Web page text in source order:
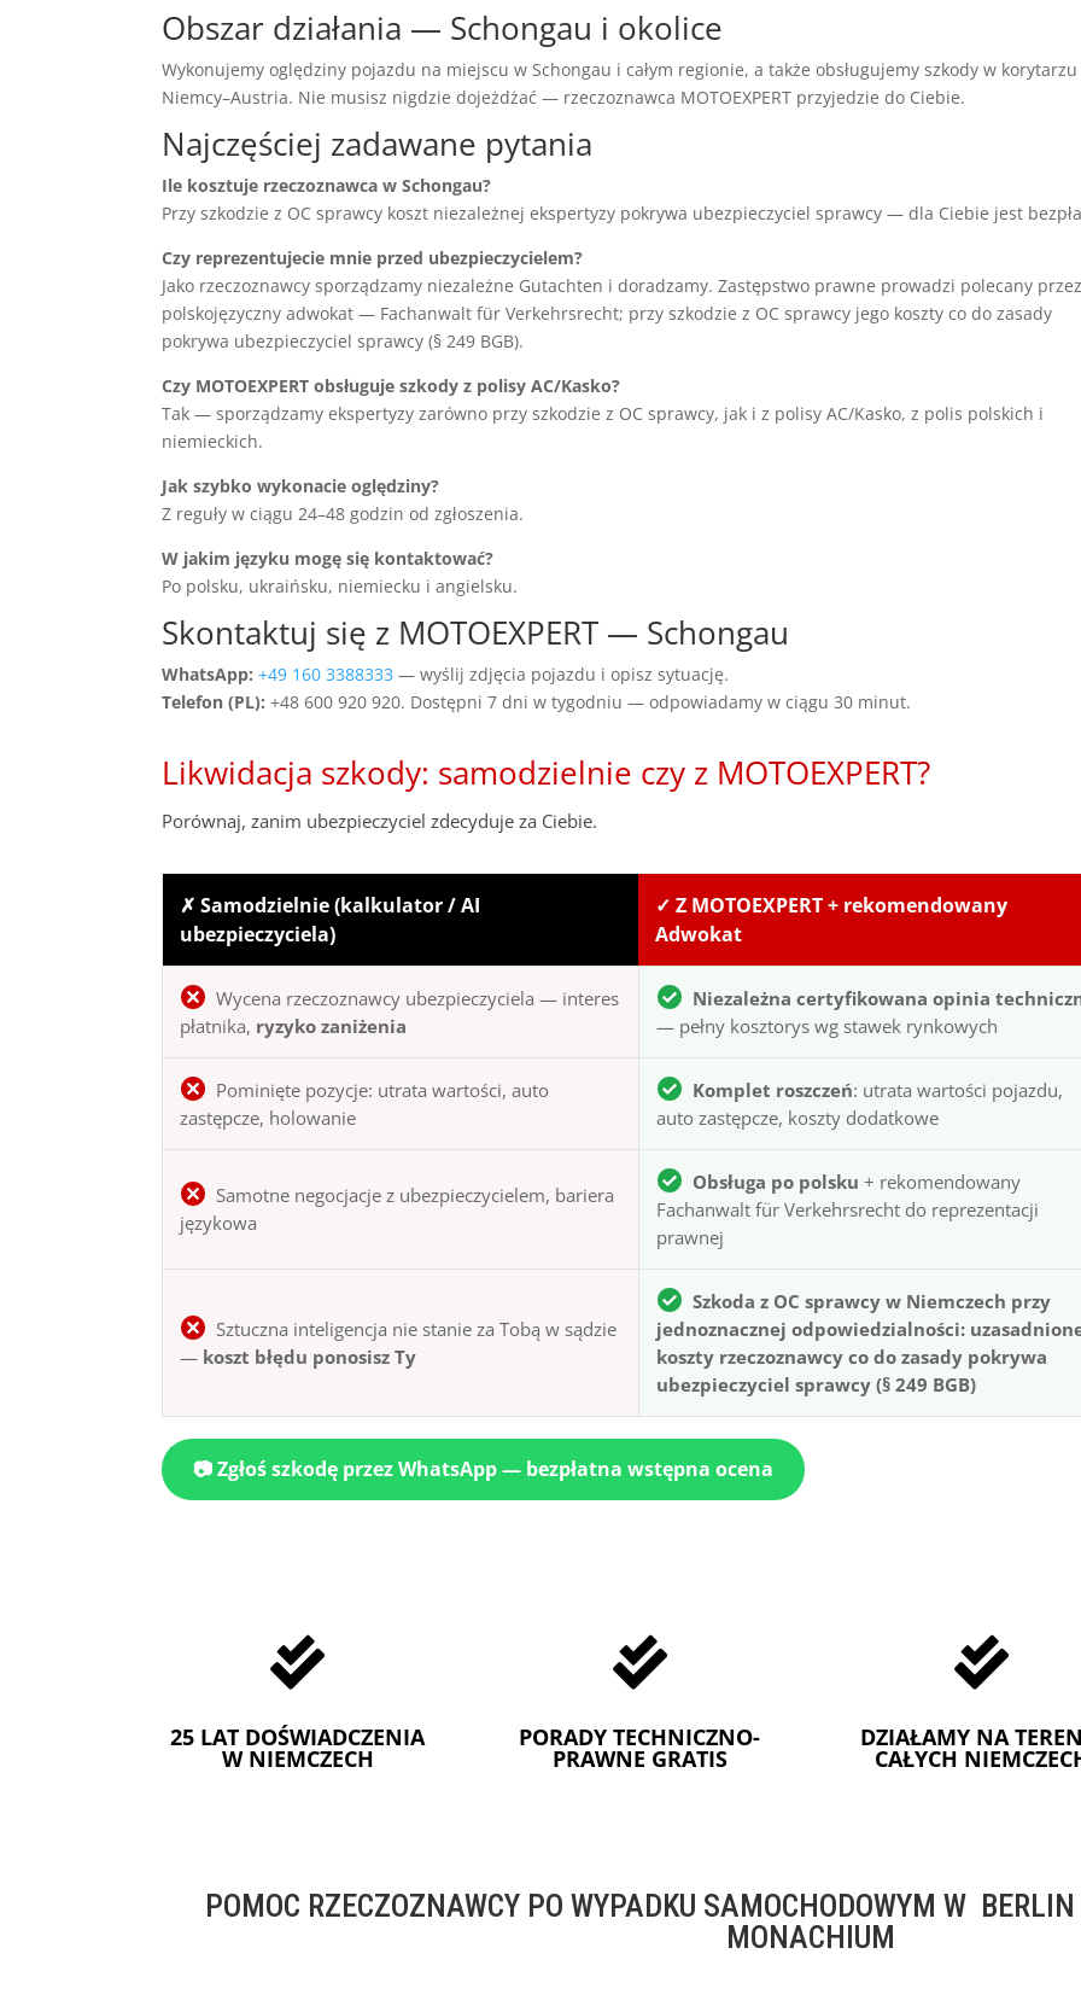
Obszar działania — Schongau i okolice
Wykonujemy oględziny pojazdu na miejscu w Schongau i całym regionie, a także obsługujemy szkody w korytarzu
Niemcy–Austria. Nie musisz nigdzie dojeżdżać — rzeczoznawca MOTOEXPERT przyjedzie do Ciebie.
Najczęściej zadawane pytania
Ile kosztuje rzeczoznawca w Schongau?
Przy szkodzie z OC sprawcy koszt niezależnej ekspertyzy pokrywa ubezpieczyciel sprawcy — dla Ciebie jest
Czy reprezentujecie mnie przed ubezpieczycielem?
Jako rzeczoznawcy sporządzamy niezależne Gutachten i doradzamy. Zastępstwo prawne prowadzi polecany
polskojęzyczny adwokat — Fachanwalt für Verkehrsrecht; przy szkodzie z OC sprawcy jego koszty co do zasady
pokrywa ubezpieczyciel sprawcy (§ 249 BGB).
Czy MOTOEXPERT obsługuje szkody z polisy AC/Kasko?
Tak — sporządzamy ekspertyzy zarówno przy szkodzie z OC sprawcy, jak i z polisy AC/Kasko, z polis polskich i
niemieckich.
Jak szybko wykonacie oględziny?
Z reguły w ciągu 24–48 godzin od zgłoszenia.
W jakim języku mogę się kontaktować?
Po polsku, ukraińsku, niemiecku i angielsku.
Skontaktuj się z MOTOEXPERT — Schongau
WhatsApp: +49 160 3388333 — wyślij zdjęcia pojazdu i opisz sytuację.
Telefon (PL): +48 600 920 920. Dostępni 7 dni w tygodniu — odpowiadamy w ciągu 30 minut.
Likwidacja szkody: samodzielnie czy z MOTOEXPERT?
Porównaj, zanim ubezpieczyciel zdecyduje za Ciebie.
✗ Samodzielnie (kalkulator / AI
ubezpieczyciela)
✓ Z MOTOEXPERT + rekomendowany
Adwokat
Wycena rzeczoznawcy ubezpieczyciela — interes
płatnika, ryzyko zaniżenia
Niezależna certyfikowana opinia
— pełny kosztorys wg stawek rynkowych
Pominięte pozycje: utrata wartości, auto
zastępcze, holowanie
Komplet roszczeń: utrata wartości pojazdu,
auto zastępcze, koszty dodatkowe
Samotne negocjacje z ubezpieczycielem, bariera
językowa
Obsługa po polsku + rekomendowany
Fachanwalt für Verkehrsrecht do reprezentacji
prawnej
Sztuczna inteligencja nie stanie za Tobą w sądzie
— koszt błędu ponosisz Ty
Szkoda z OC sprawcy w Niemczech przy
jednoznacznej odpowiedzialności:
koszty rzeczoznawcy co do zasady pokrywa
ubezpieczyciel sprawcy (§ 249 BGB)
📷 Zgłoś szkodę przez WhatsApp — bezpłatna wstępna ocena

25 LAT DOŚWIADCZENIA
W NIEMCZECH

PORADY TECHNICZNO-
PRAWNE GRATIS

DZIAŁAMY NA
CAŁYCH
POMOC RZECZOZNAWCY PO WYPADKU SAMOCHODOWYM W
MONACHIUM